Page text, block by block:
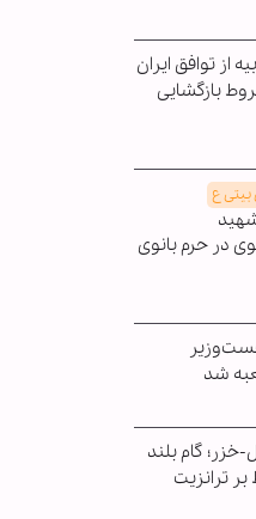
از توافق ایران
بازگشایی
بیتی ع
در حرم بانوی
شد
خزر؛ گام بلند
ترانزیت